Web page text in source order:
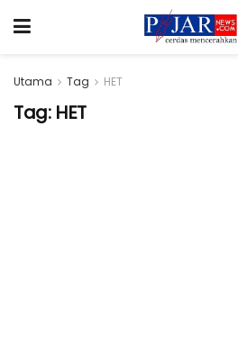
Utama Tag HET
Tag: HET